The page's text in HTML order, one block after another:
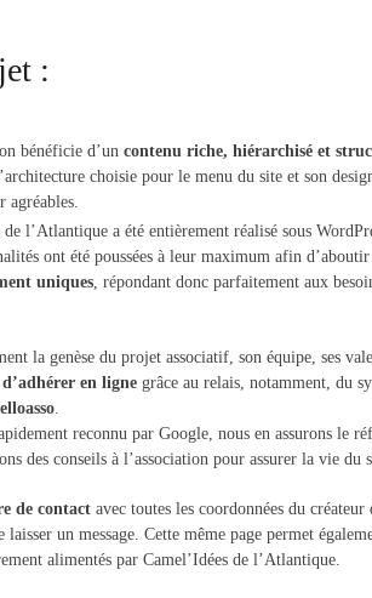
:
bénéficie d’un contenu riche, hiérarchisé et
choisie pour le menu du site et son
agréables.
de l’Atlantique a été entièrement réalisé sous
ont été poussées à leur maximum afin
uniques, répondant donc parfaitement aux
la genèse du projet associatif, son équipe, ses
en ligne grâce au relais, notamment, du
.
reconnu par Google, nous en assurons le
des conseils à l’association pour assurer la vie du
de contact avec toutes les coordonnées du créateur
un message. Cette même page permet
alimentés par Camel’Idées de l’Atlantique.